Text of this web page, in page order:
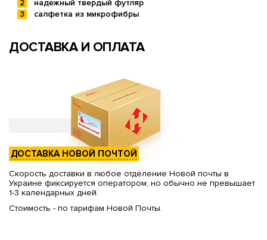
надежный твердый футляр
салфетка из микрофибры
ДОСТАВКА И ОПЛАТА
ДОСТАВКА НОВОЙ ПОЧТОЙ
Скорость доставки в любое отделение Новой почты в
Украине фиксируется оператором, но обычно не превышает
1-3 календарных дней.
Стоимость - по тарифам Новой Почты.